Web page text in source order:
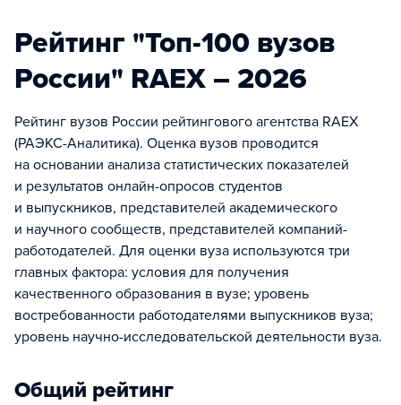
Рейтинг "Топ-100 вузов
России" RAEX – 2026
Рейтинг вузов России рейтингового агентства RAEX
(РАЭКС-Аналитика). Оценка вузов проводится
на основании анализа статистических показателей
и результатов онлайн-опросов студентов
и выпускников, представителей академического
и научного сообществ, представителей компаний-
работодателей. Для оценки вуза используются три
главных фактора: условия для получения
качественного образования в вузе; уровень
востребованности работодателями выпускников вуза;
уровень научно-исследовательской деятельности вуза.
Общий рейтинг